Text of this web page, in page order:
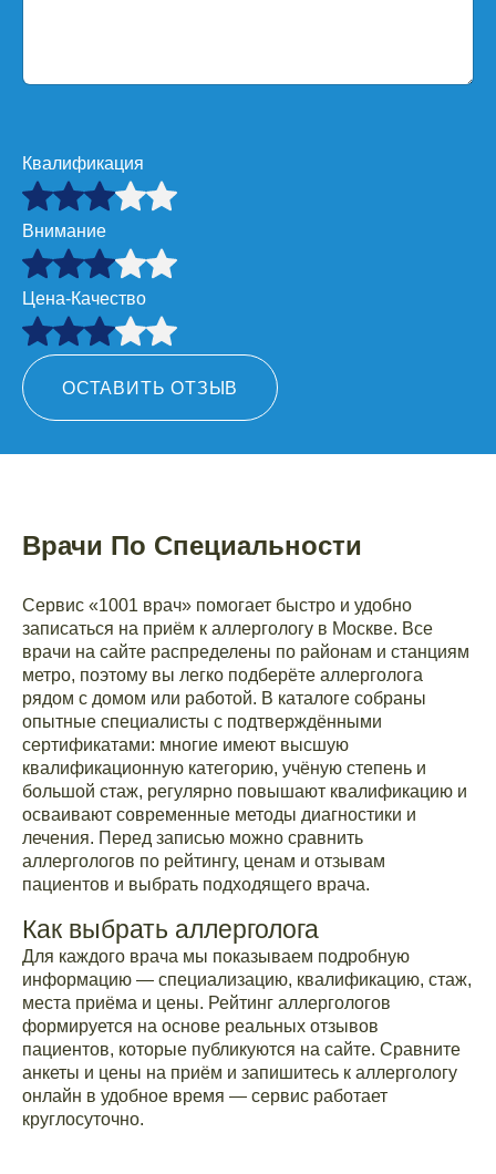
Квалификация
Внимание
Цена-Качество
ОСТАВИТЬ ОТЗЫВ
Врачи По Специальности
Сервис «1001 врач» помогает быстро и удобно
записаться на приём к аллергологу в Москве. Все
врачи на сайте распределены по районам и станциям
метро, поэтому вы легко подберёте аллерголога
рядом с домом или работой. В каталоге собраны
опытные специалисты с подтверждёнными
сертификатами: многие имеют высшую
квалификационную категорию, учёную степень и
большой стаж, регулярно повышают квалификацию и
осваивают современные методы диагностики и
лечения. Перед записью можно сравнить
аллергологов по рейтингу, ценам и отзывам
пациентов и выбрать подходящего врача.
Как выбрать аллерголога
Для каждого врача мы показываем подробную
информацию — специализацию, квалификацию, стаж,
места приёма и цены. Рейтинг аллергологов
формируется на основе реальных отзывов
пациентов, которые публикуются на сайте. Сравните
анкеты и цены на приём и запишитесь к аллергологу
онлайн в удобное время — сервис работает
круглосуточно.